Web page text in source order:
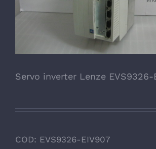
Servo inverter Lenze EVS9326-
COD: EVS9326-EIV907